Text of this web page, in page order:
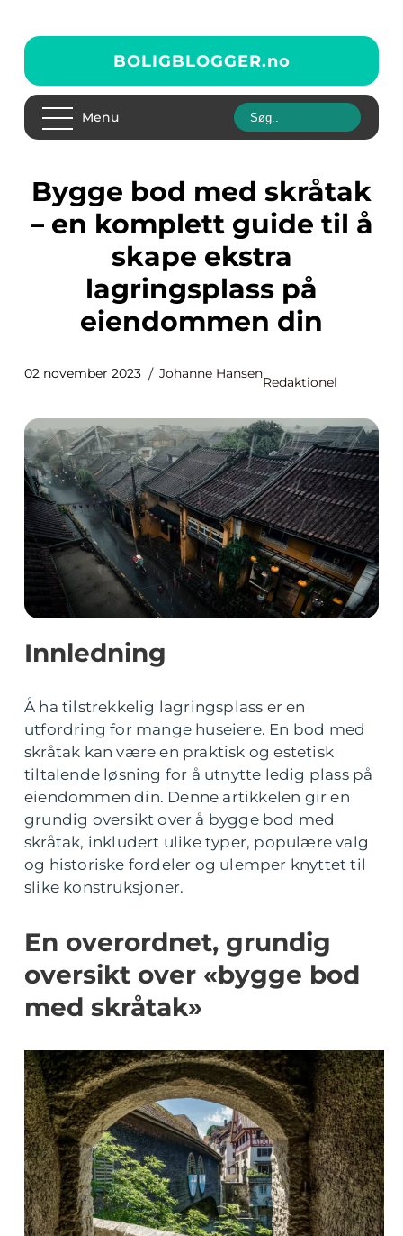
BOLIGBLOGGER.no
Menu
Bygge bod med skråtak
– en komplett guide til å
skape ekstra
lagringsplass på
eiendommen din
02 november 2023 Johanne Hansen
Redaktionel
Innledning
Å ha tilstrekkelig lagringsplass er en
utfordring for mange huseiere. En bod med
skråtak kan være en praktisk og estetisk
tiltalende løsning for å utnytte ledig plass på
eiendommen din. Denne artikkelen gir en
grundig oversikt over å bygge bod med
skråtak, inkludert ulike typer, populære valg
og historiske fordeler og ulemper knyttet til
slike konstruksjoner.
En overordnet, grundig
oversikt over «bygge bod
med skråtak»